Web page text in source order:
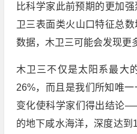
比科学家此前预期的更加
卫三表面类火山口特征总
数据，木卫三可能会发现更
木卫三不仅是太阳系最大
26%，而且是我们所知唯
变化使科学家们得出结论
的地下咸水海洋，深度达